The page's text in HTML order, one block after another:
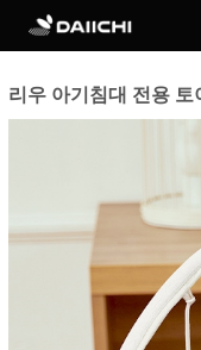
리우 아기침대 전용